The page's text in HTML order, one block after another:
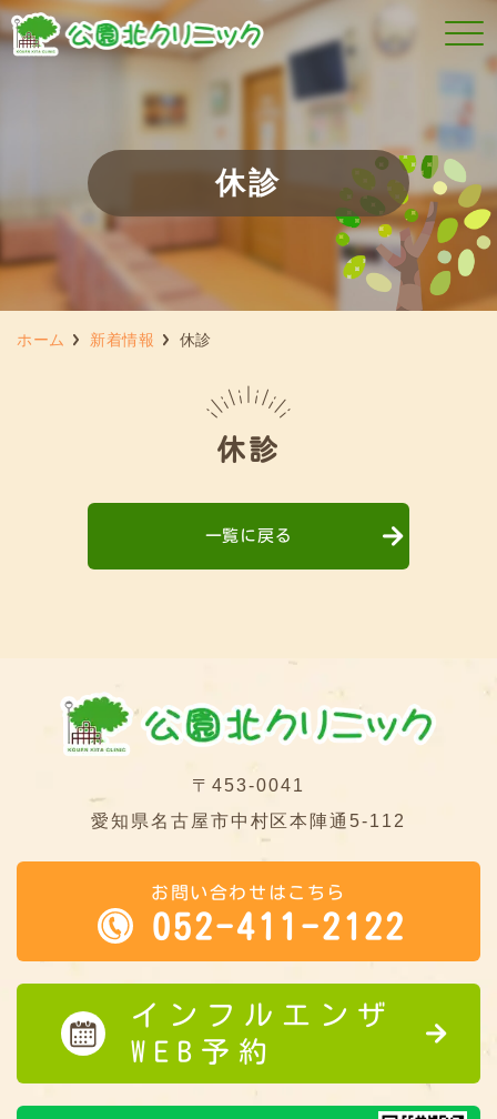
休診
ホーム 新着情報 休診
休診
一覧に戻る
〒453-0041
愛知県名古屋市中村区本陣通5-112
お問い合わせはこちら
052-411-2122
インフルエンザ
WEB予約